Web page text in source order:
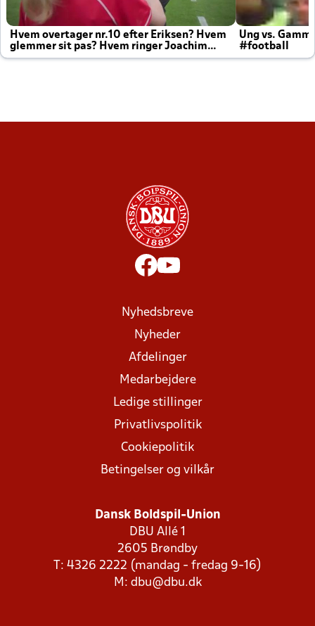
Hvem overtager nr.10 efter Eriksen? Hvem
glemmer sit pas? Hvem ringer Joachim
altid til efter kampe?
Ung vs.
#football
Nyhedsbreve
Nyheder
Afdelinger
Medarbejdere
Ledige stillinger
Privatlivspolitik
Cookiepolitik
Betingelser og vilkår
Dansk Boldspil-Union
DBU Allé 1
2605 Brøndby
T: 4326 2222 (mandag - fredag 9-16)
M: dbu@dbu.dk